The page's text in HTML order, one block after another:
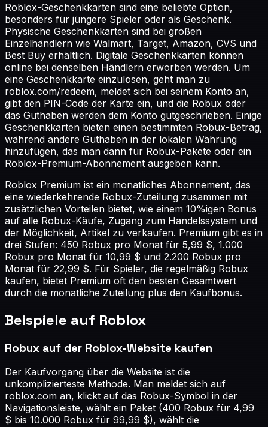
Roblox-Geschenkkarten sind eine beliebte Option,
besonders für jüngere Spieler oder als Geschenk.
Physische Geschenkkarten sind bei großen
Einzelhändlern wie Walmart, Target, Amazon, CVS und
Best Buy erhältlich. Digitale Geschenkkarten können
online bei denselben Händlern erworben werden. Um
eine Geschenkkarte einzulösen, geht man zu
roblox.com/redeem, meldet sich bei seinem Konto an,
gibt den PIN-Code der Karte ein, und die Robux oder
das Guthaben werden dem Konto gutgeschrieben. Einige
Geschenkkarten bieten einen bestimmten Robux-Betrag,
während andere Guthaben in der lokalen Währung
hinzufügen, das man dann für Robux-Pakete oder ein
Roblox-Premium-Abonnement ausgeben kann.
Roblox Premium ist ein monatliches Abonnement, das
eine wiederkehrende Robux-Zuteilung zusammen mit
zusätzlichen Vorteilen bietet, wie einem 10%igen Bonus
auf alle Robux-Käufe, Zugang zum Handelssystem und
der Möglichkeit, Artikel zu verkaufen. Premium gibt es in
drei Stufen: 450 Robux pro Monat für 5,99 $, 1.000
Robux pro Monat für 10,99 $ und 2.200 Robux pro
Monat für 22,99 $. Für Spieler, die regelmäßig Robux
kaufen, bietet Premium oft den besten Gesamtwert
durch die monatliche Zuteilung plus den Kaufbonus.
Beispiele auf Roblox
Robux auf der Roblox-Website kaufen
Der Kaufvorgang über die Website ist die
unkomplizierteste Methode. Man meldet sich auf
roblox.com an, klickt auf das Robux-Symbol in der
Navigationsleiste, wählt ein Paket (400 Robux für 4,99
$ bis 10.000 Robux für 99,99 $), wählt die